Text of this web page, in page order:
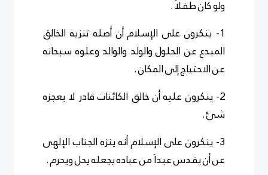
ولو كان طفلاَ .
1- ينكرون على الإسلام أن أصله تنزيه الخالق
المبدع عن الحلول والولد والوالد وعلوه سبحانه
عن الاحتياج إلى المكان .
2- ينكرون عليه أن خالق الكائنات قادر لا يعجزه
شئ .
3- ينكرون على الإسلام أنه ينزه الجناب الإلهى
عن أن يقدس عبداَ من عباده يجعله يحل ويحرم .